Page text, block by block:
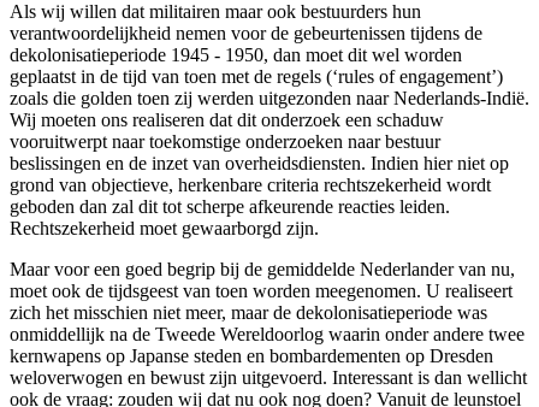
Als wij willen dat militairen maar ook bestuurders hun
verantwoordelijkheid nemen voor de gebeurtenissen tijdens de
dekolonisatieperiode 1945 - 1950, dan moet dit wel worden
geplaatst in de tijd van toen met de regels (‘rules of engagement’)
zoals die golden toen zij werden uitgezonden naar Nederlands-Indië.
Wij moeten ons realiseren dat dit onderzoek een schaduw
vooruitwerpt naar toekomstige onderzoeken naar bestuur
beslissingen en de inzet van overheidsdiensten. Indien hier niet op
grond van objectieve, herkenbare criteria rechtszekerheid wordt
geboden dan zal dit tot scherpe afkeurende reacties leiden.
Rechtszekerheid moet gewaarborgd zijn.
Maar voor een goed begrip bij de gemiddelde Nederlander van nu,
moet ook de tijdsgeest van toen worden meegenomen. U realiseert
zich het misschien niet meer, maar de dekolonisatieperiode was
onmiddellijk na de Tweede Wereldoorlog waarin onder andere twee
kernwapens op Japanse steden en bombardementen op Dresden
weloverwogen en bewust zijn uitgevoerd. Interessant is dan wellicht
ook de vraag: zouden wij dat nu ook nog doen? Vanuit de leunstoel